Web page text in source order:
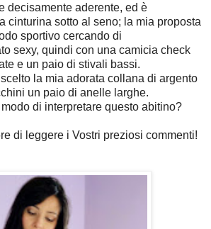
decisamente aderente, ed è
cinturina sotto al seno; la mia proposta
sportivo cercando di
sexy, quindi con una camicia check
e un paio di stivali bassi.
la mia adorata collana di argento
un paio di anelle larghe.
di interpretare questo abitino?
di leggere i Vostri preziosi commenti!